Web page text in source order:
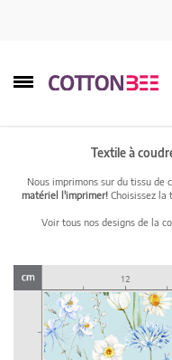
Textile à
Nous imprimons sur du tissu de
matériel l'imprimer!Choisissez la
Voir tous nos designs de la